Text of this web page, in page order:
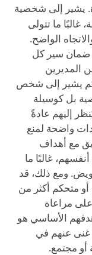
يشير إلى شخصية
غالبًا ما تتولى
الواضح.
ضمان سير كل
المديرين
يشير إلى شخص
بل كوسيلة
إليهم عادةً
واضحة لمنع
مع أهداف
غالبًا ما
ومع ذلك، قد
أو متحكم أكثر من
مراعاة
الأساسي هو
غنى عنهم في
مجتمع.